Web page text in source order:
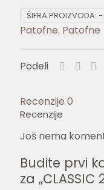
ŠIFRA PROIZVODA: -
Patofne, Patofne
Podeli
Recenzije 0
Recenzije
Još nema
Budite prvi
za „CLASSIC